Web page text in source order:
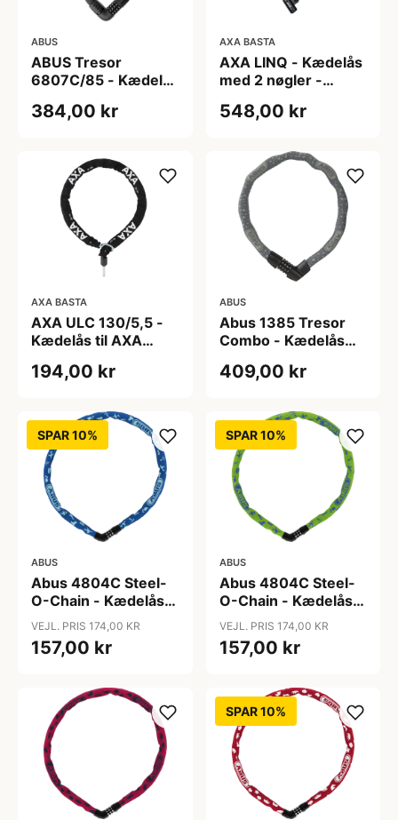
ABUS
ABUS Tresor
6807C/85 - Kædelås
384,00 kr
AXA BASTA
AXA LINQ - Kædelås
med 2 nøgler -
548,00 kr
AXA BASTA
AXA ULC 130/5,5 -
Kædelås til AXA
sikkerhed
194,00 kr
ABUS
Abus 1385 Tresor
Combo - Kædelås
cm
409,00 kr
SPAR 10%
ABUS
Abus 4804C Steel-
O-Chain - Kædelås -
75cm - Blue symbols
VEJL. PRIS 174,00 KR
157,00 kr
SPAR 10%
ABUS
Abus 4804C Steel-
O-Chain - Kædelås -
75cm - Lime
symbols
VEJL. PRIS 174,00 KR
157,00 kr
SPAR 10%